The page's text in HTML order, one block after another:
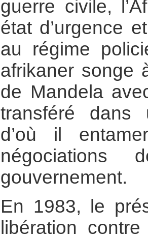
guerre civile,
état d’urgence
au régime
afrikaner songe
de Mandela
transféré dans
d’où il
gouvernement.
En 1983, le
libération